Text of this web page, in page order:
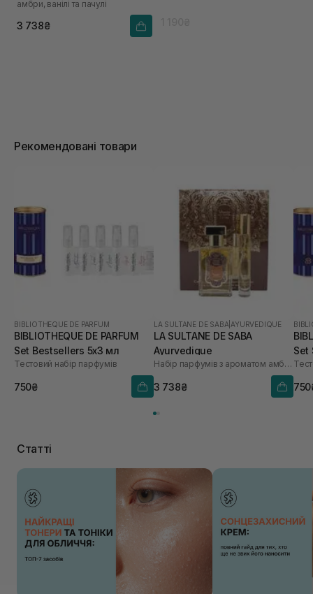
амбри, ванілі та пачулі
3 738₴
Рекомендовані товари
BIBLIOTHEQUE DE PARFUM
BIBLIOTHEQUE DE PARFUM
Set Bestsellers 5х3 мл
Тестовий набір парфумів
750₴
LA SULTANE DE SABA AYURVEDIQUE
LA SULTANE DE SABA
Ayurvedique
Набір парфумів з ароматом амбри, ванілі та пачулі
3 738₴
Set
Статті